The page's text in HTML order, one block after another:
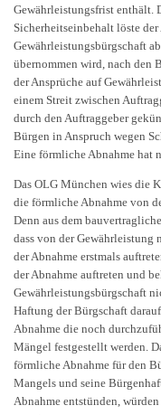
Gewährleistungsfrist enthält.
Sicherheitseinbehalt löste
Gewährleistungsbürgschaft
übernommen wird, nach den
der Ansprüche auf
einem Streit zwischen
durch den Auftraggeber
Bürgen in Anspruch wegen
Eine förmliche Abnahme hat
Das OLG München wies die
die förmliche Abnahme von
Denn aus dem
dass von der Gewährleistung
der Abnahme erstmals
der Abnahme auftreten und
Gewährleistungsbürgschaft
Haftung der Bürgschaft
Abnahme die noch
Mängel festgestellt werden.
förmliche Abnahme für den
Mangels und seine
Abnahme entstünden,